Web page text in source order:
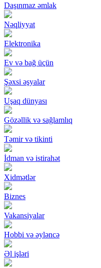
Daşınmaz əmlak
Nəqliyyat
Elektronika
Ev və bağ üçün
Şəxsi əşyalar
Uşaq dünyası
Gözəllik və sağlamlıq
Təmir və tikinti
İdman və istirahət
Xidmətlər
Biznes
Vakansiyalar
Hobbi və əyləncə
Əl işləri